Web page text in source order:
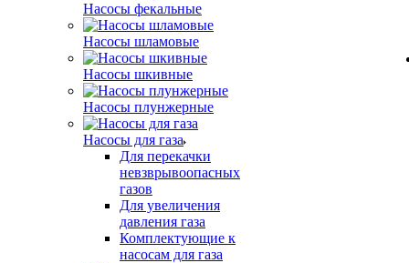
Насосы фекальные
Насосы шламовые
Насосы шкивные
Насосы плунжерные
Насосы для газа
Для перекачки
невзврывоопасных
газов
Для увеличения
давления газа
Комплектующие к
насосам для газа